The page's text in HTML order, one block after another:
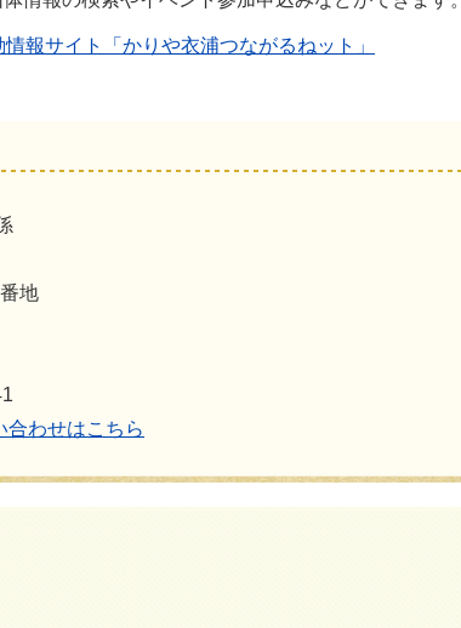
報サイト「かりや衣浦つながるねット」
地
合わせはこちら